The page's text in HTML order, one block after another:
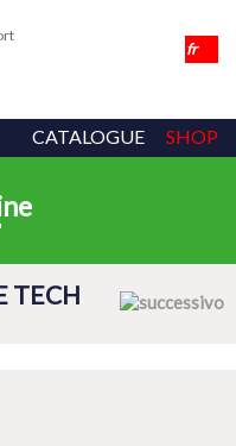
CATALOGUE SHOP
TECH